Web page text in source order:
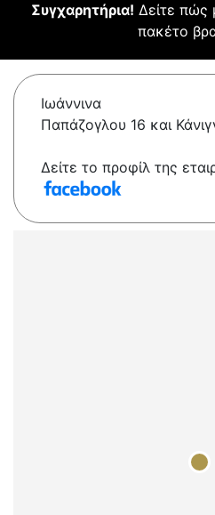
Συγχαρητήρια! Δείτε πώς
πακέτο
Ιωάννινα
Παπάζογλου 16 και
Δείτε το προφίλ της